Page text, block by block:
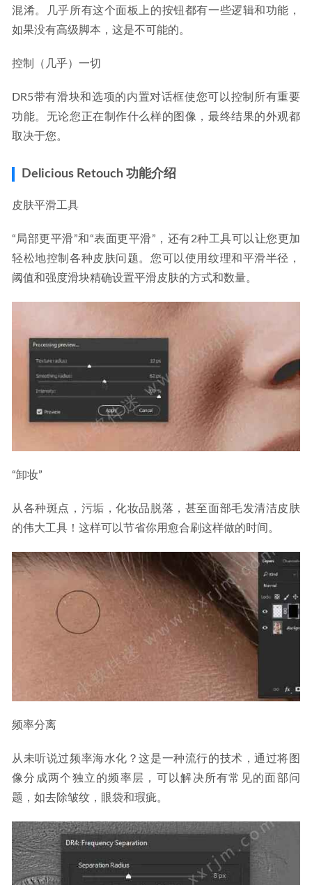
混淆。几乎所有这个面板上的按钮都有一些逻辑和功能，
如果没有高级脚本，这是不可能的。
控制（几乎）一切
DR5带有滑块和选项的内置对话框使您可以控制所有重要
功能。无论您正在制作什么样的图像，最终结果的外观都
取决于您。
Delicious Retouch 功能介绍
皮肤平滑工具
“局部更平滑”和“表面更平滑”，还有2种工具可以让您更加
轻松地控制各种皮肤问题。您可以使用纹理和平滑半径，
阈值和强度滑块精确设置平滑皮肤的方式和数量。
“卸妆”
从各种斑点，污垢，化妆品脱落，甚至面部毛发清洁皮肤
的伟大工具！这样可以节省你用愈合刷这样做的时间。
频率分离
从未听说过频率海水化？这是一种流行的技术，通过将图
像分成两个独立的频率层，可以解决所有常见的面部问
题，如去除皱纹，眼袋和瑕疵。